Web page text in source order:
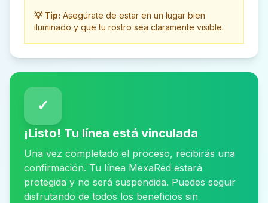
💡 Tip: Asegúrate de estar en un lugar bien
iluminado y que tu rostro sea claramente visible.
✓
¡Listo! Tu línea está vinculada
Una vez completado el proceso, recibirás una
confirmación. Tu línea MexaRed estará
protegida y no será suspendida. Puedes seguir
disfrutando de todos los beneficios sin